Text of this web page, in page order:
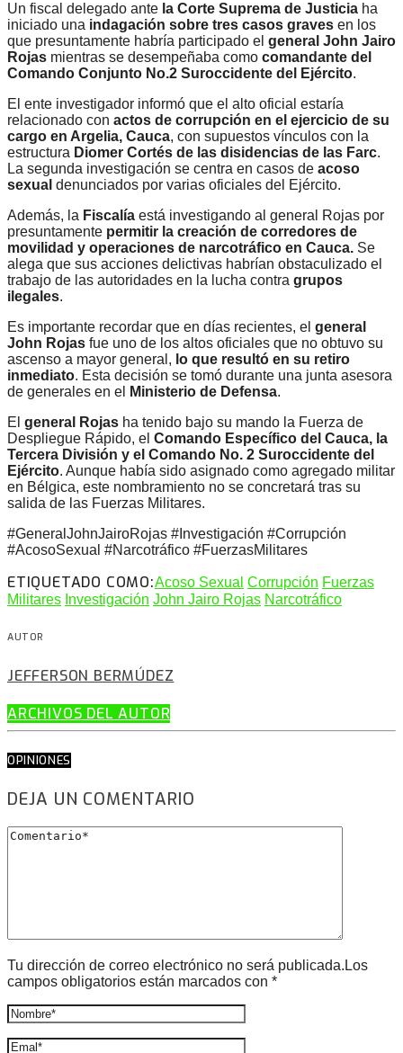
Un fiscal delegado ante la Corte Suprema de Justicia ha
iniciado una indagación sobre tres casos graves en los
que presuntamente habría participado el general John Jairo
Rojas mientras se desempeñaba como comandante del
Comando Conjunto No.2 Suroccidente del Ejército.
El ente investigador informó que el alto oficial estaría
relacionado con actos de corrupción en el ejercicio de su
cargo en Argelia, Cauca, con supuestos vínculos con la
estructura Diomer Cortés de las disidencias de las Farc.
La segunda investigación se centra en casos de acoso
sexual denunciados por varias oficiales del Ejército.
Además, la Fiscalía está investigando al general Rojas por
presuntamente permitir la creación de corredores de
movilidad y operaciones de narcotráfico en Cauca. Se
alega que sus acciones delictivas habrían obstaculizado el
trabajo de las autoridades en la lucha contra grupos
ilegales.
Es importante recordar que en días recientes, el general
John Rojas fue uno de los altos oficiales que no obtuvo su
ascenso a mayor general, lo que resultó en su retiro
inmediato. Esta decisión se tomó durante una junta asesora
de generales en el
Ministerio de Defensa.
El general Rojas ha tenido bajo su mando la Fuerza de
Despliegue Rápido, el Comando Específico del Cauca, la
Tercera División y el Comando No. 2 Suroccidente del
Ejército. Aunque había sido asignado como agregado militar
en Bélgica, este nombramiento no se concretará tras su
salida de las Fuerzas Militares.
#GeneralJohnJairoRojas #Investigación #Corrupción
#AcosoSexual #Narcotráfico #FuerzasMilitares
ETIQUETADO COMO:Acoso Sexual Corrupción Fuerzas
Militares Investigación John Jairo Rojas Narcotráfico
AUTOR
JEFFERSON BERMÚDEZ
ARCHIVOS DEL AUTOR
OPINIONES
DEJA UN COMENTARIO
Tu dirección de correo electrónico no será publicada.Los
campos obligatorios están marcados con *